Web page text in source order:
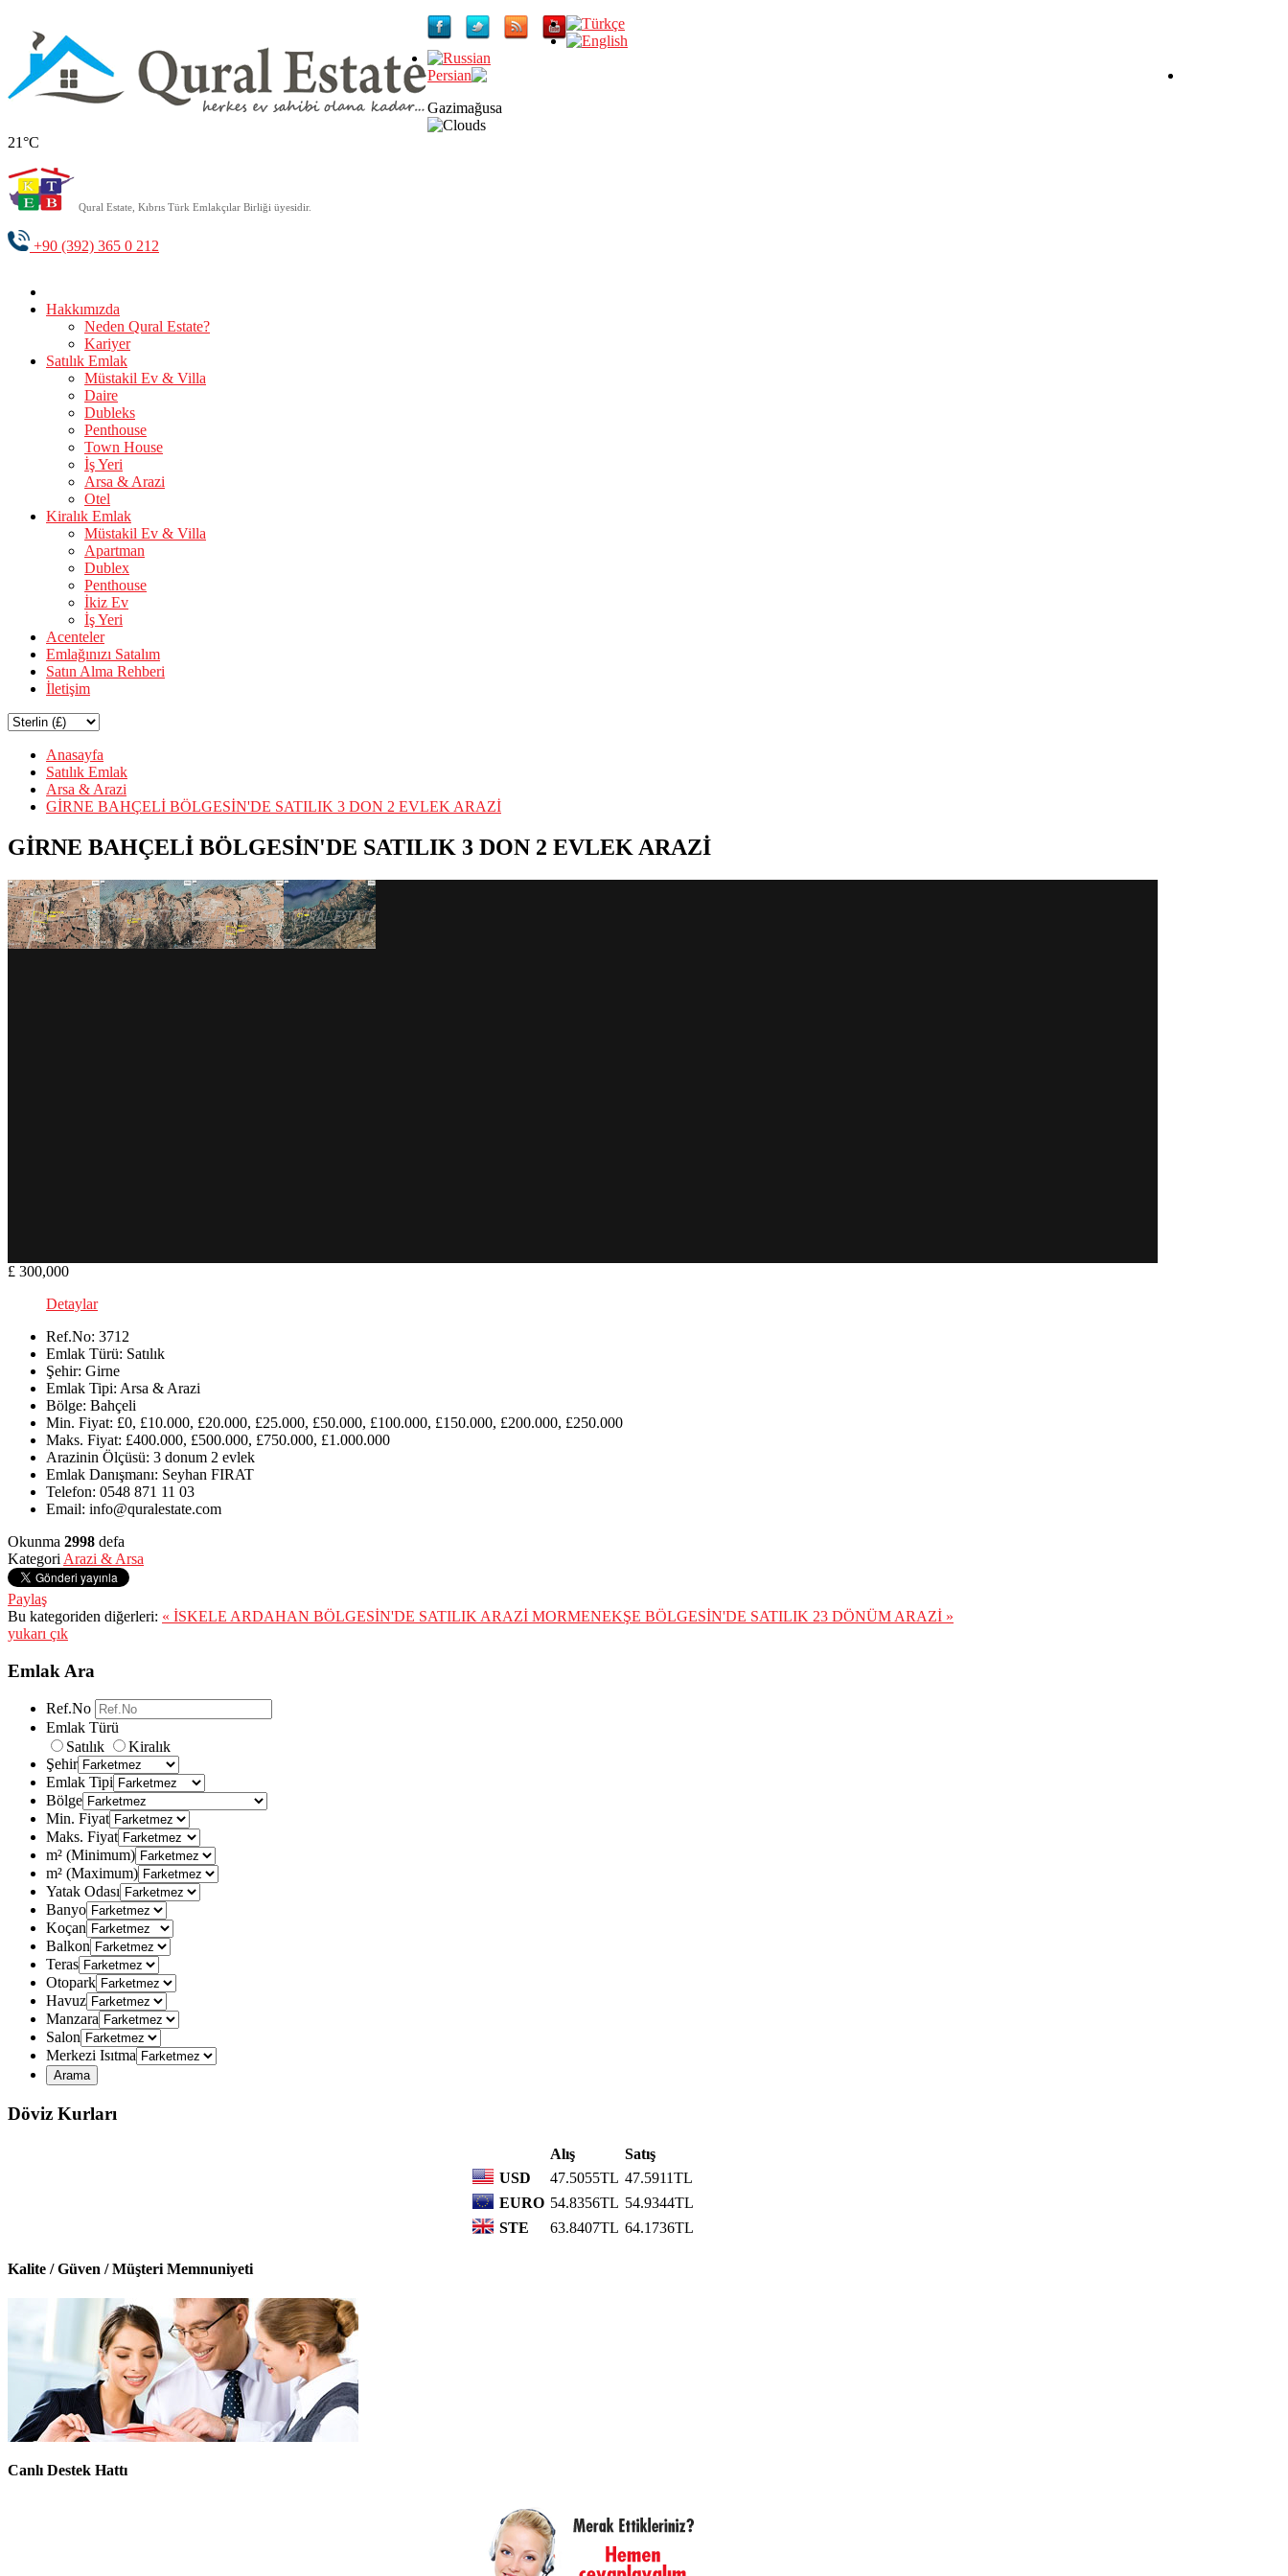
Gazimağusa
21°C
Qural Estate, Kıbrıs Türk Emlakçılar Birliği üyesidir.
+90 (392) 365 0 212
Hakkımızda
Neden Qural Estate?
Kariyer
Satılık Emlak
Müstakil Ev & Villa
Daire
Dubleks
Penthouse
Town House
İş Yeri
Arsa & Arazi
Otel
Kiralık Emlak
Müstakil Ev & Villa
Apartman
Dublex
Penthouse
İkiz Ev
İş Yeri
Acenteler
Emlağınızı Satalım
Satın Alma Rehberi
İletişim
Anasayfa
Satılık Emlak
Arsa & Arazi
GİRNE BAHÇELİ BÖLGESİN'DE SATILIK 3 DON 2 EVLEK ARAZİ
GİRNE BAHÇELİ BÖLGESİN'DE SATILIK 3 DON 2 EVLEK ARAZİ
£ 300,000
Detaylar
Ref.No: 3712
Emlak Türü: Satılık
Şehir: Girne
Emlak Tipi: Arsa & Arazi
Bölge: Bahçeli
Min. Fiyat: £0, £10.000, £20.000, £25.000, £50.000, £100.000, £150.000, £200.000, £250.000
Maks. Fiyat: £400.000, £500.000, £750.000, £1.000.000
Arazinin Ölçüsü: 3 donum 2 evlek
Emlak Danışmanı: Seyhan FIRAT
Telefon: 0548 871 11 03
Email: info@quralestate.com
Okunma 2998 defa
Kategori Arazi & Arsa
Paylaş
Bu kategoriden diğerleri: « İSKELE ARDAHAN BÖLGESİN'DE SATILIK ARAZİ MORMENEKŞE BÖLGESİN'DE SATILIK 23 DÖNÜM ARAZİ »
yukarı çık
Emlak Ara
Ref.No
Emlak Türü
Satılık
Kiralık
Şehir
Emlak Tipi
Bölge
Min. Fiyat
Maks. Fiyat
m² (Minimum)
m² (Maximum)
Yatak Odası
Banyo
Koçan
Balkon
Teras
Otopark
Havuz
Manzara
Salon
Merkezi Isıtma
Döviz Kurları
Alış
Satış
USD
47.5055TL 47.5911TL
EURO 54.8356TL 54.9344TL
STE
63.8407TL 64.1736TL
Kalite / Güven / Müşteri Memnuniyeti
Canlı Destek Hattı